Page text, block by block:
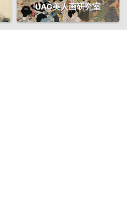
UAG美人画研究室